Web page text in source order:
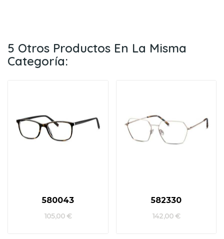
5 Otros Productos En La Misma
Categoría:
580043
105,00 €
582330
142,00 €